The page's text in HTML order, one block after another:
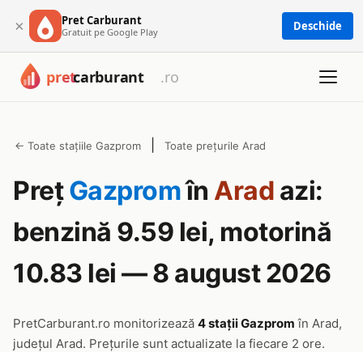
× Pret Carburant
Gratuit pe Google Play Deschide
← Toate stațiile Gazprom Toate prețurile Arad
PrețGazpromîn Arad azi:
benzină 9.59 lei, motorină
10.83 lei — 8 august 2026
PretCarburant.ro monitorizează 4 stații Gazprom în Arad,
județul Arad. Prețurile sunt actualizate la fiecare 2 ore.